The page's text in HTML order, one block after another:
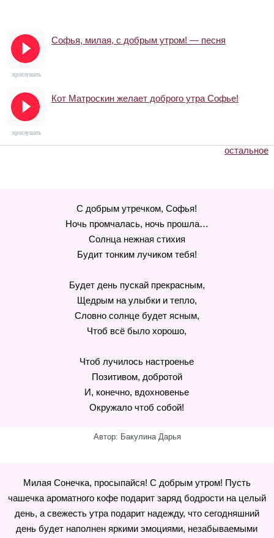
Софья, милая, с добрым утром! — песня
прослушать
Кот Матроскин желает доброго утра Софье!
прослушать
остальное
С добрым утречком, Софья!
Ночь промчалась, ночь прошла…
Солнца нежная стихия
Будит тонким лучиком тебя!
Будет день пускай прекрасным,
Щедрым на улыбки и тепло,
Словно солнце будет ясным,
Чтоб всё было хорошо,
Чтоб лучилось настроенье
Позитивом, добротой
И, конечно, вдохновенье
Окружало чтоб собой!
Автор: Бакулина Дарья
Милая Сонечка, просыпайся! С добрым утром! Пусть
чашечка ароматного кофе подарит заряд бодрости на целый
день, а свежесть утра подарит надежду, что сегодняшний
день будет наполнен яркими эмоциями, незабываемыми